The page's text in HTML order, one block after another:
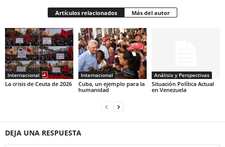
Artículos relacionados Más del autor
Internacional
La crisis de Ceuta de 2026
Internacional
Cuba, un ejemplo para la
humanidad
Análisis y Perspectivas
Situación Política Actual
en Venezuela
DEJA UNA RESPUESTA